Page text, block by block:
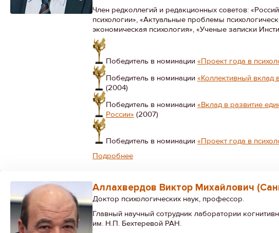
Член редколлегий и редакционных советов:
психологии», «Актуальные проблемы
экономическая психология», «Ученые записки
Победитель в номинации «Проект года в
Победитель в номинации «Коллективный вклад
(2004)
Победитель в номинации «Вклад в развитие
России» (2007)
Победитель в номинации «Проект года в
Подробнее
Аллахвердов Виктор Михайлович
Доктор психологических наук, профессор.
Главный научный сотрудник лаборатории
им. Н.П. Бехтеревой РАН.